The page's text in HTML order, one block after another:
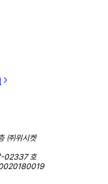
㈜위시켓
-02337 호